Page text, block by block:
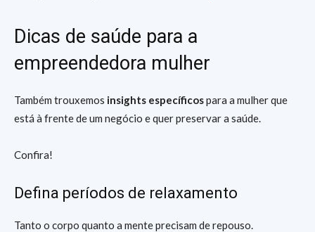
Dicas de saúde para a
empreendedora mulher
Também trouxemos insights específicospara a mulher que
está à frente de um negócio e quer preservar a saúde.
Confira!
Defina períodos de relaxamento
Tanto o corpo quanto a mente precisam de repouso.